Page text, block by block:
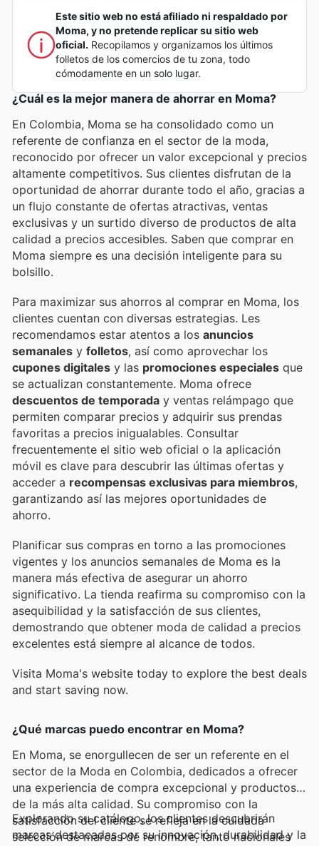
Este sitio web no está afiliado ni respaldado por
Moma, y no pretende replicar su sitio web
oficial. Recopilamos y organizamos los últimos
folletos de los comercios de tu zona, todo
cómodamente en un solo lugar.
¿Cuál es la mejor manera de ahorrar en Moma?
En Colombia, Moma se ha consolidado como un
referente de confianza en el sector de la moda,
reconocido por ofrecer un valor excepcional y precios
altamente competitivos. Sus clientes disfrutan de la
oportunidad de ahorrar durante todo el año, gracias a
un flujo constante de ofertas atractivas, ventas
exclusivas y un surtido diverso de productos de alta
calidad a precios accesibles. Saben que comprar en
Moma siempre es una decisión inteligente para su
bolsillo.
Para maximizar sus ahorros al comprar en Moma, los
clientes cuentan con diversas estrategias. Les
recomendamos estar atentos a los anuncios
semanales y folletos, así como aprovechar los
cupones digitales y las promociones especiales que
se actualizan constantemente. Moma ofrece
descuentos de temporada y ventas relámpago que
permiten comparar precios y adquirir sus prendas
favoritas a precios inigualables. Consultar
frecuentemente el sitio web oficial o la aplicación
móvil es clave para descubrir las últimas ofertas y
acceder a recompensas exclusivas para miembros,
garantizando así las mejores oportunidades de
ahorro.
Planificar sus compras en torno a las promociones
vigentes y los anuncios semanales de Moma es la
manera más efectiva de asegurar un ahorro
significativo. La tienda reafirma su compromiso con la
asequibilidad y la satisfacción de sus clientes,
demostrando que obtener moda de calidad a precios
excelentes está siempre al alcance de todos.
Visita Moma's website today to explore the best deals
and start saving now.
¿Qué marcas puedo encontrar en Moma?
En Moma, se enorgullecen de ser un referente en el
sector de la Moda en Colombia, dedicados a ofrecer
una experiencia de compra excepcional y productos
de la más alta calidad. Su compromiso con la
satisfacción del cliente se refleja en la cuidada
selección de marcas de renombre, tanto nacionales
Explorando su catálogo, los clientes descubrirán
marcas destacadas por su innovación, durabilidad y la